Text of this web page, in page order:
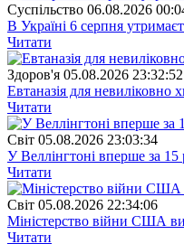
Суспiльство 06.08.2026
В Україні 6 серпня
Читати
Здоров'я 05.08.2026 23:32:52
Евтаназія для
Читати
Свiт 05.08.2026 23:03:34
У Веллінгтоні вперше за 15
Читати
Свiт 05.08.2026 22:34:06
Міністерство війни США
Читати